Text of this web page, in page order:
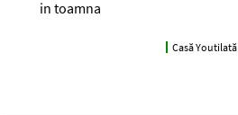
Casă Youtilată